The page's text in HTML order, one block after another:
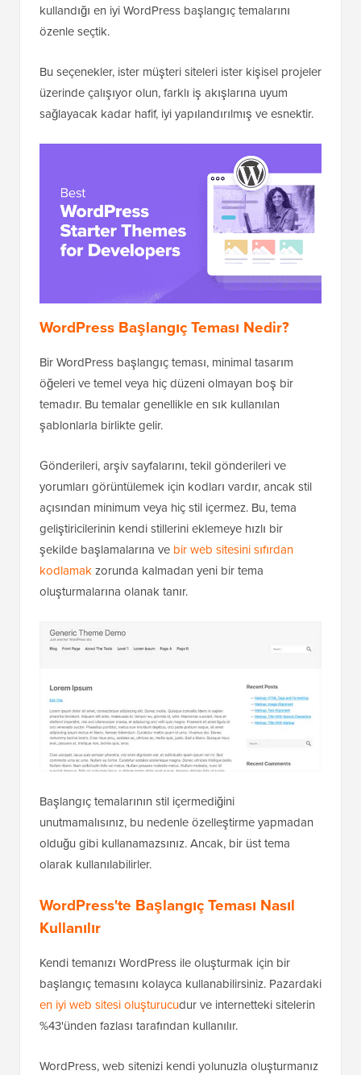
kullandığı en iyi WordPress başlangıç temalarını
özenle seçtik.
Bu seçenekler, ister müşteri siteleri ister kişisel projeler
üzerinde çalışıyor olun, farklı iş akışlarına uyum
sağlayacak kadar hafif, iyi yapılandırılmış ve esnektir.
WordPress Başlangıç Teması Nedir?
Bir WordPress başlangıç teması, minimal tasarım
öğeleri ve temel veya hiç düzeni olmayan boş bir
temadır. Bu temalar genellikle en sık kullanılan
şablonlarla birlikte gelir.
Gönderileri, arşiv sayfalarını, tekil gönderileri ve
yorumları görüntülemek için kodları vardır, ancak stil
açısından minimum veya hiç stil içermez. Bu, tema
geliştiricilerinin kendi stillerini eklemeye hızlı bir
şekilde başlamalarına ve bir web sitesini sıfırdan
kodlamakzorunda kalmadan yeni bir tema
oluşturmalarına olanak tanır.
Başlangıç temalarının stil içermediğini
unutmamalısınız, bu nedenle özelleştirme yapmadan
olduğu gibi kullanamazsınız. Ancak, bir üst tema
olarak kullanılabilirler.
WordPress'te Başlangıç Teması Nasıl
Kullanılır
Kendi temanızı WordPress ile oluşturmak için bir
başlangıç temasını kolayca kullanabilirsiniz. Pazardaki
en iyi web sitesi oluşturucudur ve internetteki sitelerin
%43'ünden fazlası tarafından kullanılır.
WordPress, web sitenizi kendi yolunuzla oluşturmanız